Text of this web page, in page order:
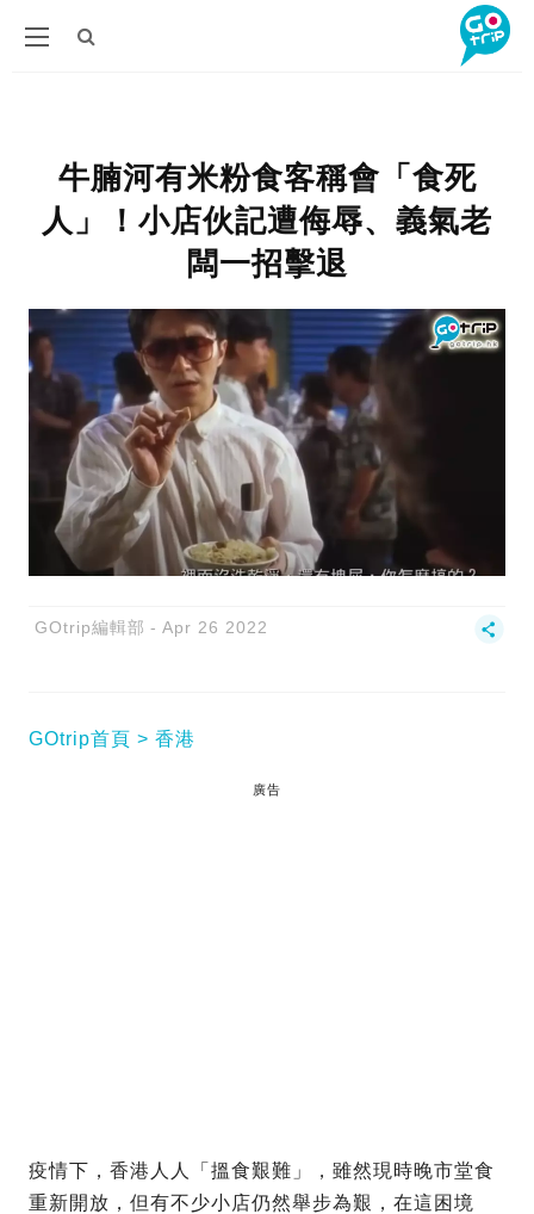
牛腩河有米粉食客稱會「食死
人」！小店伙記遭侮辱、義氣老
闆一招擊退
GOtrip編輯部 Apr 26 2022
GOtrip首頁 香港
廣告
疫情下，香港人人「搵食艱難」，雖然現時晚市堂食
重新開放，但有不少小店仍然舉步為艱，在這困境